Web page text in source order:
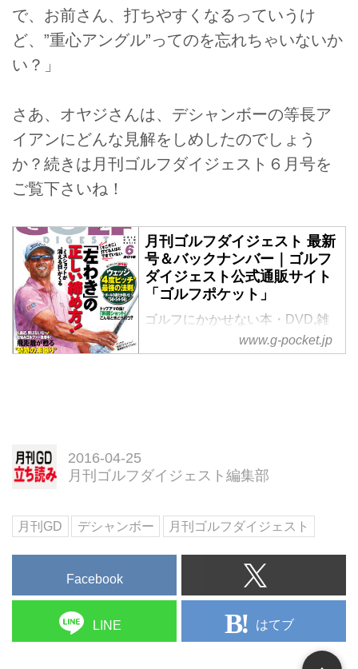
で、お前さん、打ちやすくなるっていうけ
ど、”重心アングル”ってのを忘れちゃいないか
い？」
さあ、オヤジさんは、デシャンボーの等長ア
イアンにどんな見解をしめしたのでしょう
か？続きは月刊ゴルフダイジェスト６月号を
ご覧下さいね！
月刊ゴルフダイジェスト 最新
号＆バックナンバー｜ゴルフ
ダイジェスト公式通販サイト
「ゴルフポケット」
ゴルフにかかせない本・DVD,雑
誌。ゴルファー必見の「月刊ゴル
フダイジェスト<br>最新号＆バッ
www.g-pocket.jp
2016-04-25
月刊ゴルフダイジェスト編集部
月刊GD デシャンボー 月刊ゴルフダイジェスト
Facebook
LINE はてブ